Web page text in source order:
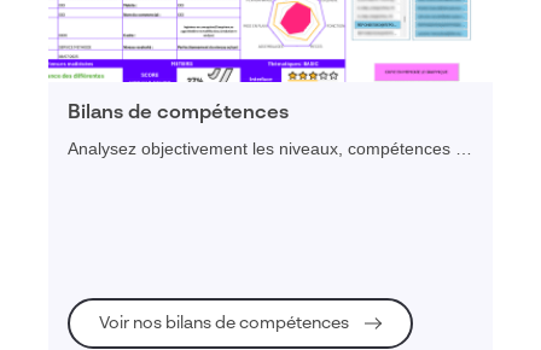
Bilans de compétences
Analysez objectivement les niveaux, compétences et
Voir nos bilans de compétences